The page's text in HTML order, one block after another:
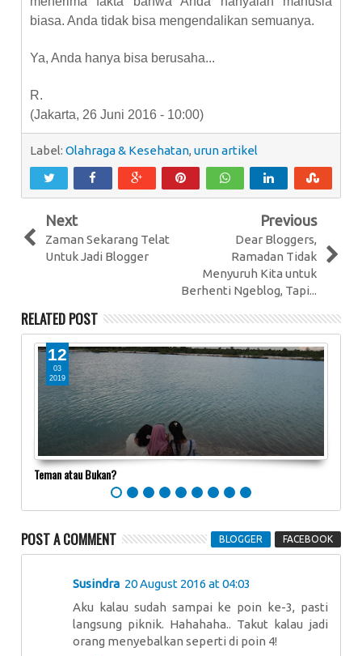
biasa. Anda tidak bisa mengendalikan semuanya.
Ya, Anda hanya bisa berusaha...
R.
(Jakarta, 26 Juni 2016 - 10:00)
Label: Olahraga & Kesehatan, urun artikel
Next
Zaman Sekarang Telat
Untuk Jadi Blogger
Previous
Dear Bloggers,
Ramadan Tidak
Menyuruh Kita untuk
Berhenti Ngeblog, Tapi...
RELATED POST
12
03
2019
Teman atau Bukan?
POST A COMMENT BLOGGER FACEBOOK
Susindra 20 August 2016 at 04:03
Aku kalau sudah sampai ke poin ke-3, pasti
langsung piknik. Hahahaha.. Takut kalau jadi
orang menyebalkan seperti di poin 4!